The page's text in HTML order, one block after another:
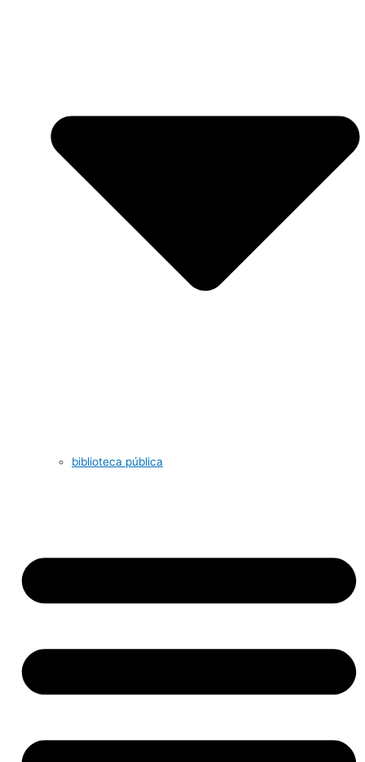
biblioteca pública